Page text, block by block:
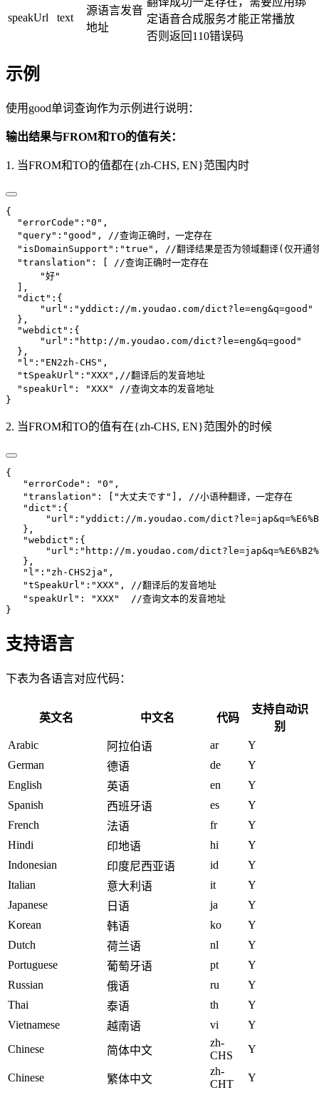
speakUrl text
源语言发音
地址
定语音合成服务才能正常播放
否则返回110错误码
示例
使用good单词查询作为示例进行说明：
输出结果与FROM和TO的值有关：
1. 当FROM和TO的值都在{zh-CHS, EN}范围内时
{
  "errorCode":"0",
  "query":"good",
//查询正确时，一定存在
  "isDomainSupport":"true",
//翻译结果是否为领域翻译(仅开通
  "translation": [
//查询正确时一定存在
      "好"
  ],
  "dict":{
      "url":"yddict://m.youdao.com/dict?le=eng&q=good"
  },
  "webdict":{
      "url":"http://m.youdao.com/dict?le=eng&q=good"
  },
  "l":"EN2zh-CHS",
  "tSpeakUrl":"XXX",//翻译后的发音地址
  "speakUrl": "XXX"
//查询文本的发音地址
}
2. 当FROM和TO的值有在{zh-CHS, EN}范围外的时候
{
   "errorCode": "0",
   "translation": ["大丈夫です"],
//小语种翻译，一定存在
   "dict":{
"url":"yddict://m.youdao.com/
   },
   "webdict":{
"url":"http://m.youdao.com/
   },
   "l":"zh-CHS2ja",
   "tSpeakUrl":"XXX",
//翻译后的发音地址
   "speakUrl": "XXX"
  //查询文本的发音地址
}
支持语言
下表为各语言对应代码：
英文名 中文名 代码
支持自动识
别
Arabic
阿拉伯语 ar
Y
German
德语 de
Y
English
英语 en
Y
Spanish
西班牙语 es
Y
French
法语 fr
Y
Hindi
印地语 hi
Y
Indonesian
印度尼西亚语 id
Y
Italian
意大利语 it
Y
Japanese
日语 ja
Y
Korean
韩语 ko
Y
Dutch
荷兰语 nl
Y
Portuguese
葡萄牙语 pt
Y
Russian
俄语 ru
Y
Thai
泰语 th
Y
Vietnamese
越南语 vi
Y
Chinese
简体中文
zh-
CHS
Y
Chinese 繁体中文
zh-
CHT
Y